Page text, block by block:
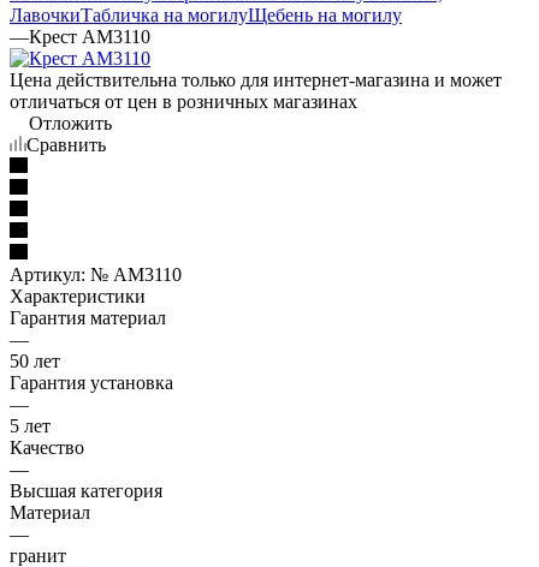
ЛавочкиТабличка на могилуЩебень на могилу
—Крест AM3110
Цена действительна только для интернет-магазина и может
отличаться от цен в розничных магазинах
Отложить
Сравнить
Артикул: № AM3110
Характеристики
Гарантия материал
—
50 лет
Гарантия установка
—
5 лет
Качество
—
Высшая категория
Материал
—
гранит